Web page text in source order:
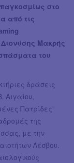
στο
από τις
Μακρής
του
δράσεις
Αιγαίου,
Πατρίδες”
της
με την
Λέσβου.